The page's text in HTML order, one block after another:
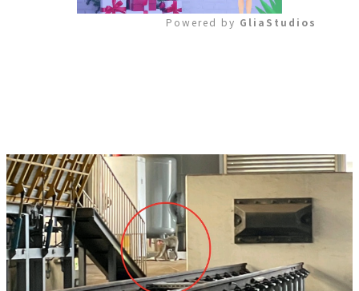
Powered by GliaStudios